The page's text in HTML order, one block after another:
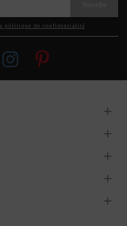
politique de confidentialité